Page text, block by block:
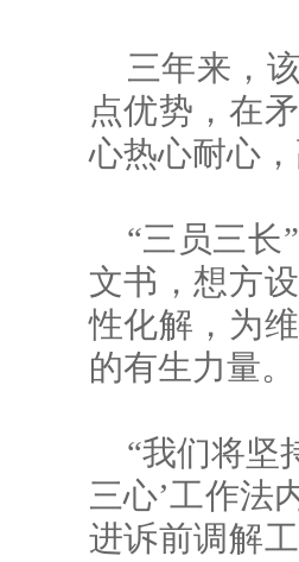
三年来，
点优势，在
心热心耐心
“三员三长
文书，想方
性化解，为
的有生力量。
“我们将坚
三心’工作法
进诉前调解